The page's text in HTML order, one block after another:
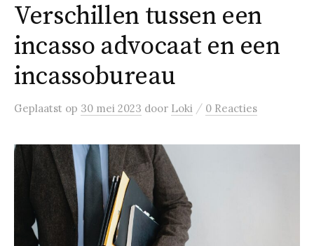
Verschillen tussen een
incasso advocaat en een
incassobureau
Geplaatst op 30 mei 2023 door Loki / 0 Reacties